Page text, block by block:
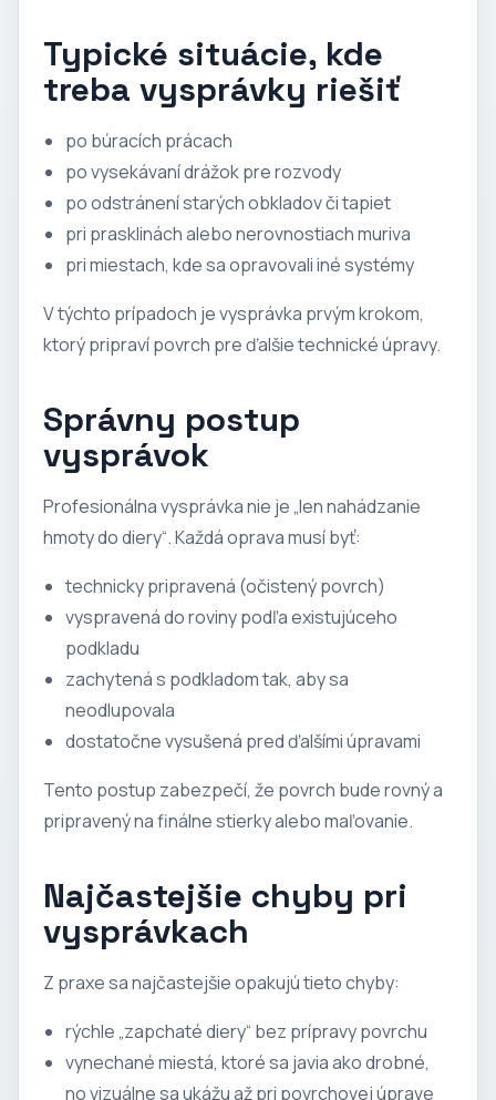
Typické situácie, kde
treba vysprávky riešiť
po búracích prácach
po vysekávaní drážok pre rozvody
po odstránení starých obkladov či tapiet
pri prasklinách alebo nerovnostiach muriva
pri miestach, kde sa opravovali iné systémy
V týchto prípadoch je vysprávka prvým krokom,
ktorý pripraví povrch pre ďalšie technické úpravy.
Správny postup
vysprávok
Profesionálna vysprávka nie je „len nahádzanie
hmoty do diery“. Každá oprava musí byť:
technicky pripravená (očistený povrch)
vyspravená do roviny podľa existujúceho
podkladu
zachytená s podkladom tak, aby sa
neodlupovala
dostatočne vysušená pred ďalšími úpravami
Tento postup zabezpečí, že povrch bude rovný a
pripravený na finálne stierky alebo maľovanie.
Najčastejšie chyby pri
vysprávkach
Z praxe sa najčastejšie opakujú tieto chyby:
rýchle „zapchaté diery“ bez prípravy povrchu
vynechané miestá, ktoré sa javia ako drobné,
no vizuálne sa ukážu až pri povrchovej úprave